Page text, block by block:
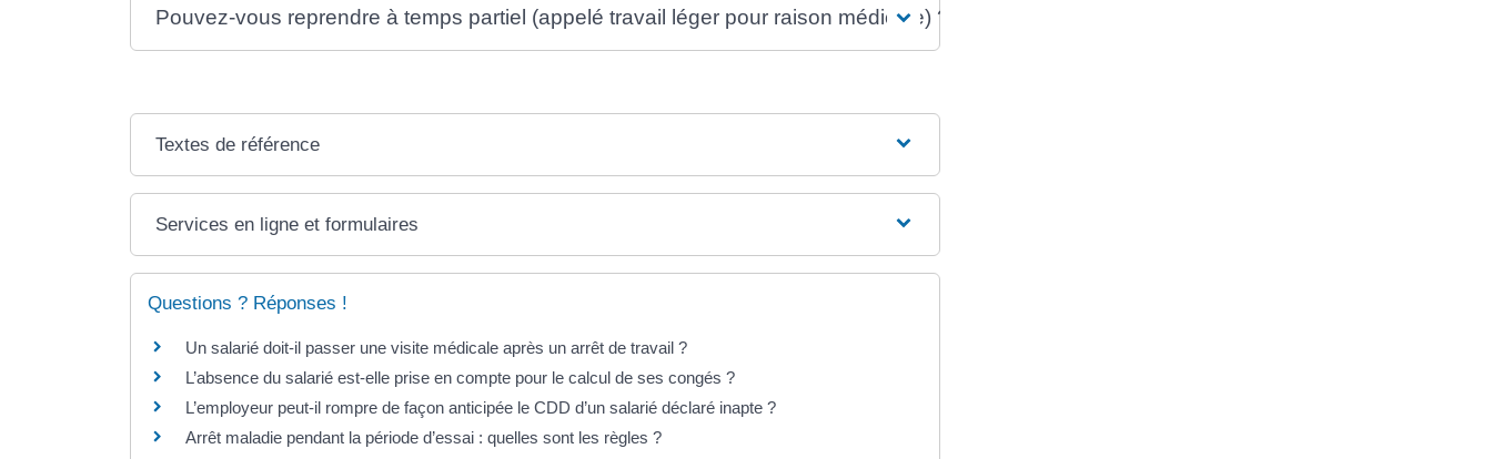
Pouvez-vous reprendre à temps partiel (appelé travail léger pour raison médicale) ?
Textes de référence
Services en ligne et formulaires
Questions ? Réponses !
Un salarié doit-il passer une visite médicale après un arrêt de travail ?
L’absence du salarié est-elle prise en compte pour le calcul de ses congés ?
L’employeur peut-il rompre de façon anticipée le CDD d’un salarié déclaré inapte ?
Arrêt maladie pendant la période d’essai : quelles sont les règles ?